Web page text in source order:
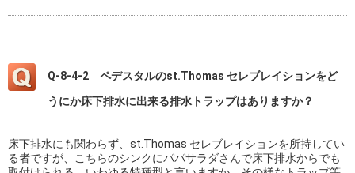
Q-8-4-2 ペデスタルのst.Thomas セレブレイションをど
うにか床下排水に出来る排水トラップはありますか？
床下排水にも関わらず、st.Thomas セレブレイションを所持してい
る者ですが、こちらのシンクにパパサラダさんで床下排水からでも